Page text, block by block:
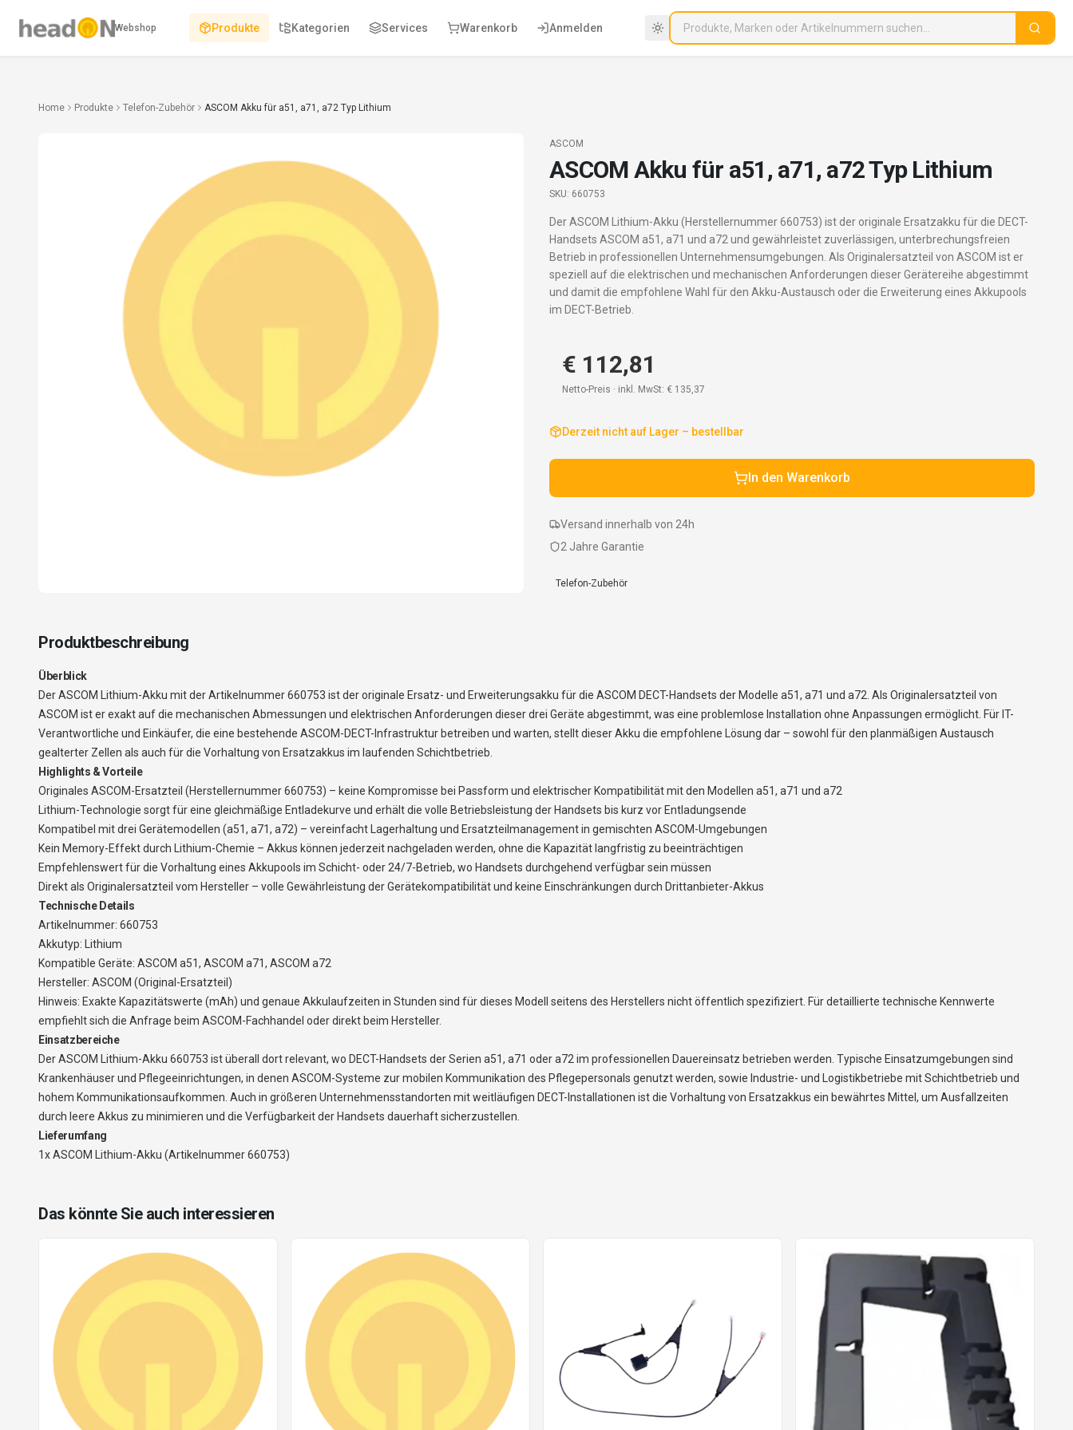
Webshop Produkte Kategorien Services Warenkorb Anmelden
Home Produkte Telefon-Zubehör ASCOM Akku für a51, a71, a72 Typ Lithium
ASCOM
ASCOM Akku für a51, a71, a72 Typ Lithium
SKU: 660753
Der ASCOM Lithium-Akku (Herstellernummer 660753) ist der originale Ersatzakku für die DECT-
Handsets ASCOM a51, a71 und a72 und gewährleistet zuverlässigen, unterbrechungsfreien
Betrieb in professionellen Unternehmensumgebungen. Als Originalersatzteil von ASCOM ist er
speziell auf die elektrischen und mechanischen Anforderungen dieser Gerätereihe abgestimmt
und damit die empfohlene Wahl für den Akku-Austausch oder die Erweiterung eines Akkupools
im DECT-Betrieb.
€ 112,81
Netto-Preis · inkl. MwSt: € 135,37
Derzeit nicht auf Lager – bestellbar
In den Warenkorb
Versand innerhalb von 24h
2 Jahre Garantie
Telefon-Zubehör
Produktbeschreibung
Überblick
Der ASCOM Lithium-Akku mit der Artikelnummer 660753 ist der originale Ersatz- und Erweiterungsakku für die ASCOM DECT-Handsets der Modelle a51, a71 und a72. Als Originalersatzteil von
ASCOM ist er exakt auf die mechanischen Abmessungen und elektrischen Anforderungen dieser drei Geräte abgestimmt, was eine problemlose Installation ohne Anpassungen ermöglicht. Für IT-
Verantwortliche und Einkäufer, die eine bestehende ASCOM-DECT-Infrastruktur betreiben und warten, stellt dieser Akku die empfohlene Lösung dar – sowohl für den planmäßigen Austausch
gealterter Zellen als auch für die Vorhaltung von Ersatzakkus im laufenden Schichtbetrieb.
Highlights & Vorteile
Originales ASCOM-Ersatzteil (Herstellernummer 660753) – keine Kompromisse bei Passform und elektrischer Kompatibilität mit den Modellen a51, a71 und a72
Lithium-Technologie sorgt für eine gleichmäßige Entladekurve und erhält die volle Betriebsleistung der Handsets bis kurz vor Entladungsende
Kompatibel mit drei Gerätemodellen (a51, a71, a72) – vereinfacht Lagerhaltung und Ersatzteilmanagement in gemischten ASCOM-Umgebungen
Kein Memory-Effekt durch Lithium-Chemie – Akkus können jederzeit nachgeladen werden, ohne die Kapazität langfristig zu beeinträchtigen
Empfehlenswert für die Vorhaltung eines Akkupools im Schicht- oder 24/7-Betrieb, wo Handsets durchgehend verfügbar sein müssen
Direkt als Originalersatzteil vom Hersteller – volle Gewährleistung der Gerätekompatibilität und keine Einschränkungen durch Drittanbieter-Akkus
Technische Details
Artikelnummer: 660753
Akkutyp: Lithium
Kompatible Geräte: ASCOM a51, ASCOM a71, ASCOM a72
Hersteller: ASCOM (Original-Ersatzteil)
Hinweis: Exakte Kapazitätswerte (mAh) und genaue Akkulaufzeiten in Stunden sind für dieses Modell seitens des Herstellers nicht öffentlich spezifiziert. Für detaillierte technische Kennwerte
empfiehlt sich die Anfrage beim ASCOM-Fachhandel oder direkt beim Hersteller.
Einsatzbereiche
Der ASCOM Lithium-Akku 660753 ist überall dort relevant, wo DECT-Handsets der Serien a51, a71 oder a72 im professionellen Dauereinsatz betrieben werden. Typische Einsatzumgebungen sind
Krankenhäuser und Pflegeeinrichtungen, in denen ASCOM-Systeme zur mobilen Kommunikation des Pflegepersonals genutzt werden, sowie Industrie- und Logistikbetriebe mit Schichtbetrieb und
hohem Kommunikationsaufkommen. Auch in größeren Unternehmensstandorten mit weitläufigen DECT-Installationen ist die Vorhaltung von Ersatzakkus ein bewährtes Mittel, um Ausfallzeiten
durch leere Akkus zu minimieren und die Verfügbarkeit der Handsets dauerhaft sicherzustellen.
Lieferumfang
1x ASCOM Lithium-Akku (Artikelnummer 660753)
Das könnte Sie auch interessieren